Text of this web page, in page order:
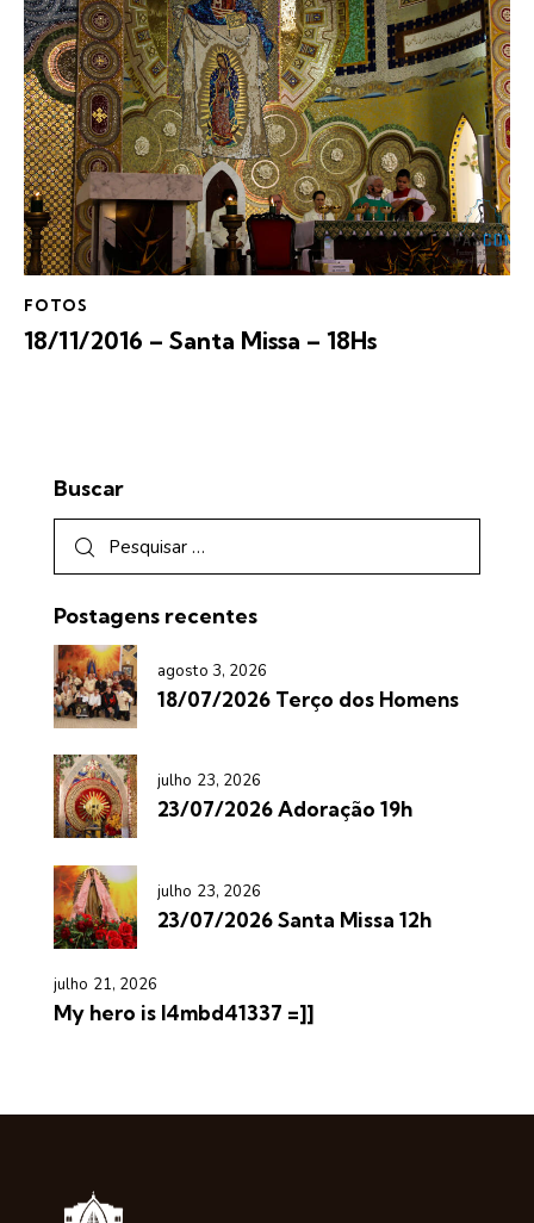
FOTOS
18/11/2016 – Santa Missa – 18Hs
Buscar
Postagens recentes
agosto 3, 2026
18/07/2026 Terço dos Homens
julho 23, 2026
23/07/2026 Adoração 19h
julho 23, 2026
23/07/2026 Santa Missa 12h
julho 21, 2026
My hero is l4mbd41337 =]]